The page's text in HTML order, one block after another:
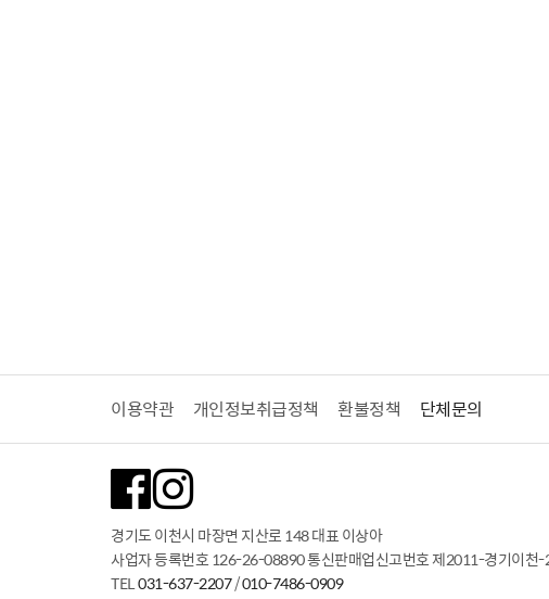
이용약관 개인정보취급정책 환불정책 단체문의
경기도 이천시 마장면 지산로 148 대표 이상아
사업자 등록번호 126-26-08890통신판매업신고번호 제2011-경기이천
TEL031-637-2207/010-7486-0909